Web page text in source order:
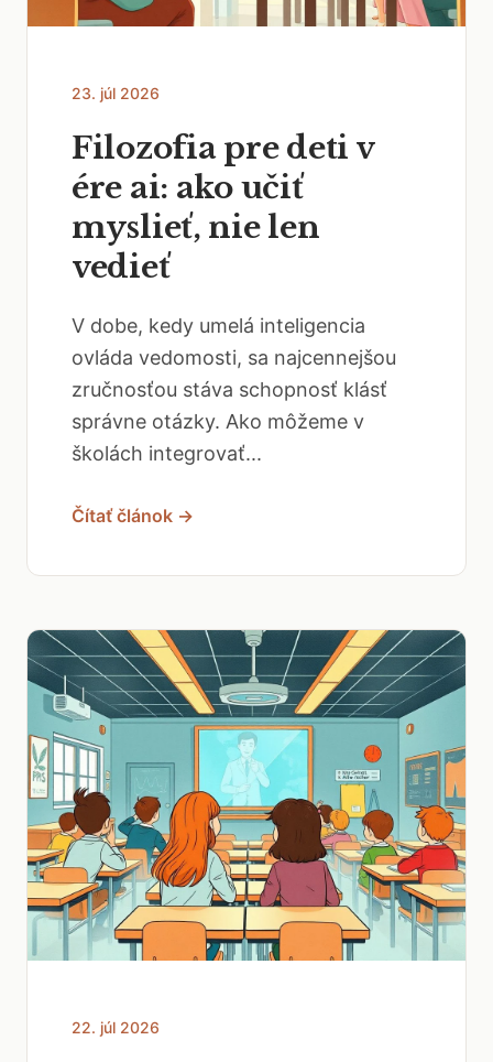
23. júl 2026
Filozofia pre deti v
ére ai: ako učiť
myslieť, nie len
vedieť
V dobe, kedy umelá inteligencia
ovláda vedomosti, sa najcennejšou
zručnosťou stáva schopnosť klásť
správne otázky. Ako môžeme v
školách integrovať...
Čítať článok →
22. júl 2026